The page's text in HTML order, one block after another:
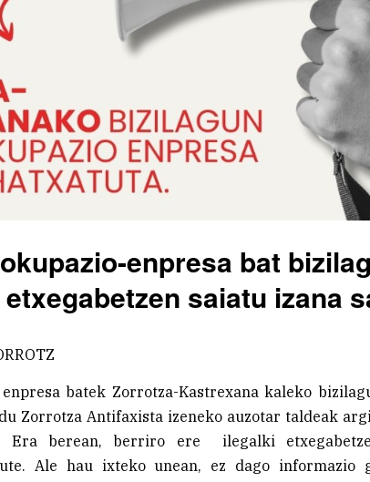
enpresa bat
saiatu izana
enpresa batek Zorrotza-Kastrexana kaleko
Zorrotza Antifaxista izeneko auzotar taldeak
Era berean, berriro ere ilegalki
Ale hau ixteko unean, ez dago informazio